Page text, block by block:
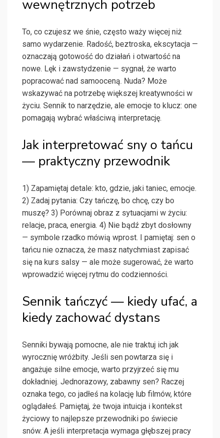
wewnętrznych potrzeb
To, co czujesz we śnie, często waży więcej niż
samo wydarzenie. Radość, beztroska, ekscytacja —
oznaczają gotowość do działań i otwartość na
nowe. Lęk i zawstydzenie — sygnał, że warto
popracować nad samooceną. Nuda? Może
wskazywać na potrzebę większej kreatywności w
życiu. Sennik to narzędzie, ale emocje to klucz: one
pomagają wybrać właściwą interpretację.
Jak interpretować sny o tańcu
— praktyczny przewodnik
1) Zapamiętaj detale: kto, gdzie, jaki taniec, emocje.
2) Zadaj pytania: Czy tańczę, bo chcę, czy bo
muszę? 3) Porównaj obraz z sytuacjami w życiu:
relacje, praca, energia. 4) Nie bądź zbyt dosłowny
— symbole rzadko mówią wprost. I pamiętaj: sen o
tańcu nie oznacza, że masz natychmiast zapisać
się na kurs salsy — ale może sugerować, że warto
wprowadzić więcej rytmu do codzienności.
Sennik tańczyć — kiedy ufać, a
kiedy zachować dystans
Senniki bywają pomocne, ale nie traktuj ich jak
wyrocznię wróżbity. Jeśli sen powtarza się i
angażuje silne emocje, warto przyjrzeć się mu
dokładniej. Jednorazowy, zabawny sen? Raczej
oznaka tego, co jadłeś na kolację lub filmów, które
oglądałeś. Pamiętaj, że twoja intuicja i kontekst
życiowy to najlepsze przewodniki po świecie
snów. A jeśli interpretacja wymaga głębszej pracy